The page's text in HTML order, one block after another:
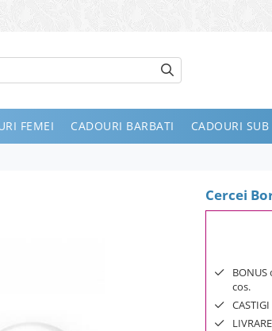
FEMEI CADOURI BARBATI CADOURI
Cercei
cos.
CASTIGI